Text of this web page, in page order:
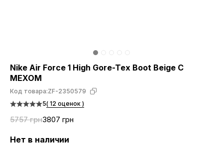
Nike Air Force 1 High Gore-Tex Boot Beige С
МЕХОМ
Код товара:ZF-2350579
5( 12 оценок )
5757 грн3807 грн
Нет в наличии